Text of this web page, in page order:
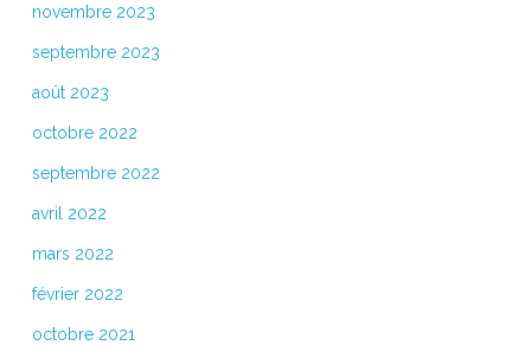
novembre 2023
septembre 2023
août 2023
octobre 2022
septembre 2022
avril 2022
mars 2022
février 2022
octobre 2021